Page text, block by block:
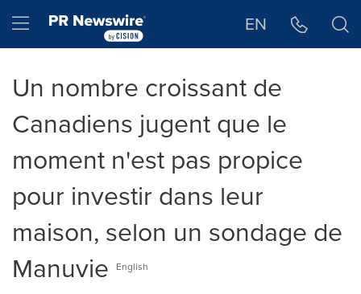
Hamburger menu EN
Un nombre croissant de
Canadiens jugent que le
moment n'est pas propice
pour investir dans leur
maison, selon un sondage de
Manuvie
English